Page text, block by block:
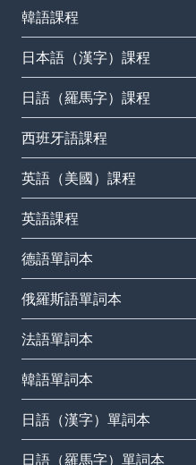
韓語課程
日本語（漢字）課程
日語（羅馬字）課程
西班牙語課程
英語（美國）課程
英語課程
德語單詞本
俄羅斯語單詞本
法語單詞本
韓語單詞本
日語（漢字）單詞本
日語（羅馬字）單詞本